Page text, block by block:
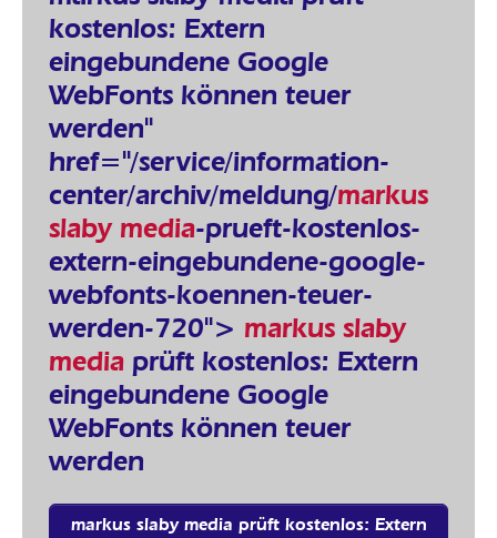
kostenlos: Extern
eingebundene Google
WebFonts können teuer
werden"
href="/service/information-
center/archiv/meldung/markus
slaby media-prueft-kostenlos-
extern-eingebundene-google-
webfonts-koennen-teuer-
werden-720"> markus slaby
media prüft kostenlos: Extern
eingebundene Google
WebFonts können teuer
werden
markus slaby media prüft kostenlos: Extern